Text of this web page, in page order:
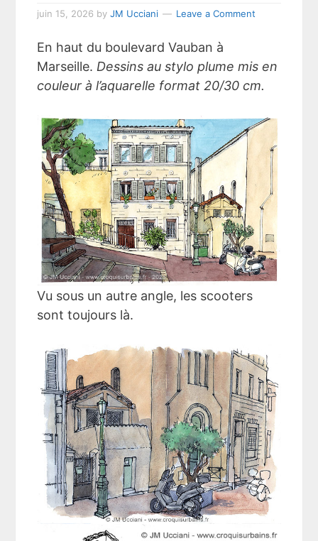
juin 15, 2026 byJM Ucciani Leave a Comment
En haut du boulevard Vauban à
Marseille. Dessins au stylo plume mis en
couleur à l’aquarelle format 20/30 cm.
Vu sous un autre angle, les scooters
sont toujours là.